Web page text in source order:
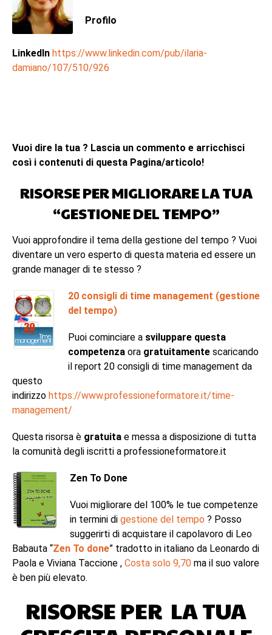
Profilo
LinkedIn https://www.linkedin.com/pub/ilaria-
damiano/107/510/926
Vuoi dire la tua ? Lascia un commento e arricchisci
così i contenuti di questa Pagina/articolo!
RISORSE PER MIGLIORARE LA TUA
“GESTIONE DEL TEMPO”
Vuoi approfondire il tema della gestione del tempo ? Vuoi
diventare un vero esperto di questa materia ed essere un
grande manager di te stesso ?
20 consigli di time management (gestione
del tempo)
Puoi cominciare a sviluppare questa
competenza ora gratuitamente scaricando
il report 20 consigli di time management da
questo
indirizzo https://www.professioneformatore.it/time-
management/
Questa risorsa è gratuita e messa a disposizione di tutta
la comunità degli iscritti a professioneformatore.it
Zen To Done
Vuoi migliorare del 100% le tue competenze
in termini di gestione del tempo ? Posso
suggerirti di acquistare il capolavoro di Leo
Babauta “Zen To done” tradotto in italiano da Leonardo di
Paola e Viviana Taccione , Costa solo 9,70 ma il suo valore
è ben più elevato.
RISORSE PER LA TUA